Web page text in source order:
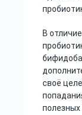
В
своё